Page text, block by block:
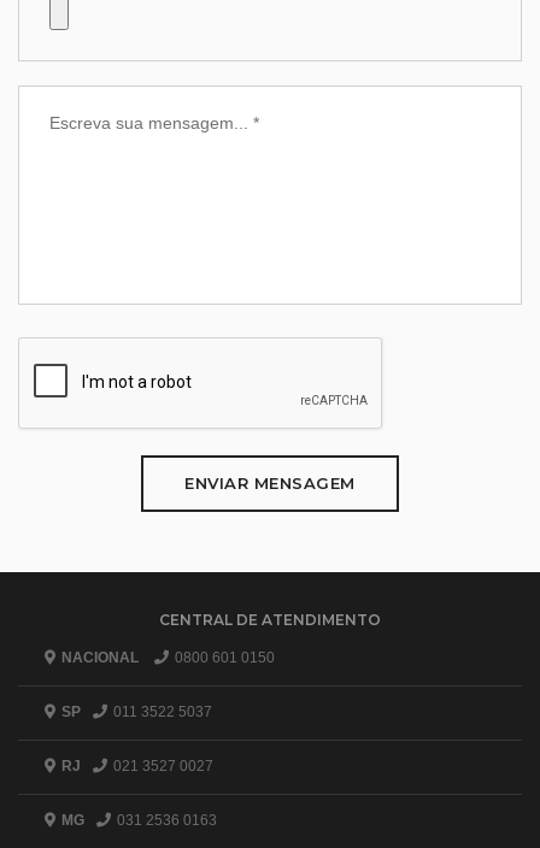
ENVIAR MENSAGEM
CENTRAL DE ATENDIMENTO
NACIONAL 0800 601 0150
SP 011 3522 5037
RJ 021 3527 0027
MG 031 2536 0163